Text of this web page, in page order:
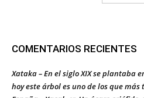
COMENTARIOS RECIENTES
Xataka – En el siglo XIX se plantaba
hoy este árbol es uno de los que